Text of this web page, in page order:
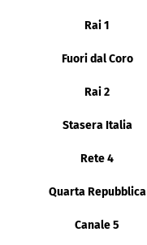
Rai 1
Fuori dal Coro
Rai 2
Stasera Italia
Rete 4
Quarta Repubblica
Canale 5